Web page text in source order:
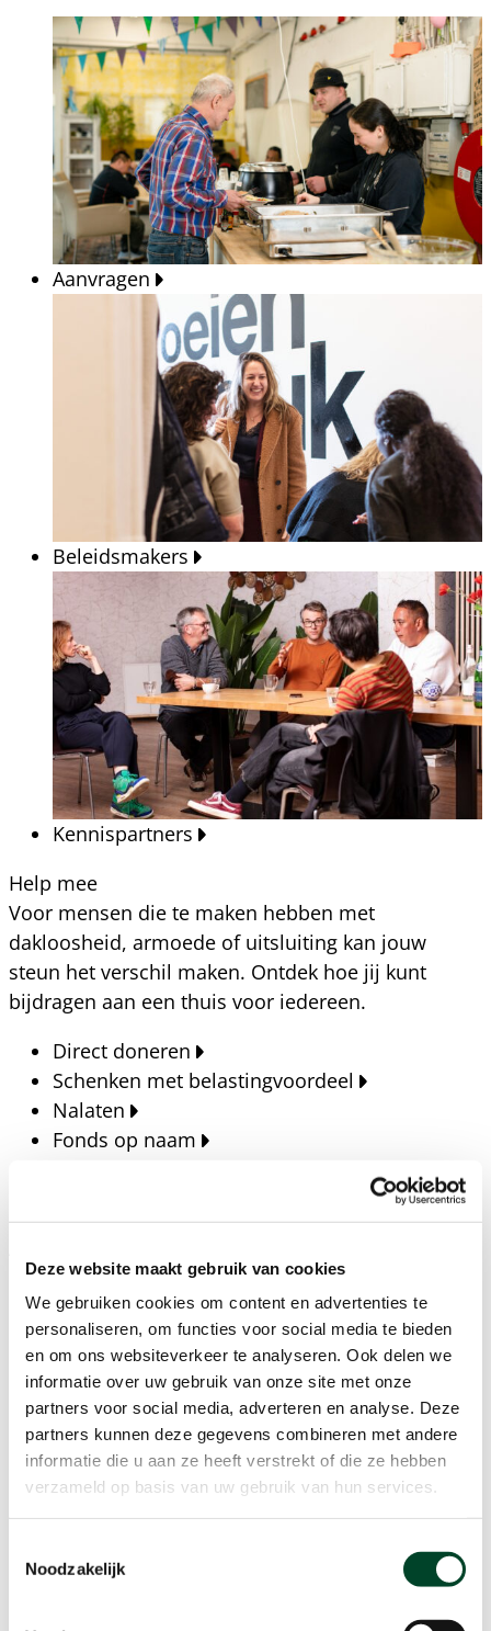
Deze website maakt gebruik van cookies
We gebruiken cookies om content en advertenties te
personaliseren, om functies voor social media te bieden
en om ons websiteverkeer te analyseren. Ook delen we
informatie over uw gebruik van onze site met onze
partners voor social media, adverteren en analyse. Deze
partners kunnen deze gegevens combineren met andere
informatie die u aan ze heeft verstrekt of die ze hebben
verzameld op basis van uw gebruik van hun services.
Noodzakelijk
Aanvragen
Beleidsmakers
Kennispartners
Help mee
Voor mensen die te maken hebben met
dakloosheid, armoede of uitsluiting kan jouw
steun het verschil maken. Ontdek hoe jij kunt
bijdragen aan een thuis voor iedereen.
Direct doneren
Schenken met belastingvoordeel
Nalaten
Fonds op naam
Blijf op de hoogte van het laatste nieuws, verhalen,
publicaties en ontwikkelingen rondom Kansfonds
en onze missie.
Nieuwsberichten
Nieuws
Verhalen
Beeldbanken
Foto's bestaanszekerheid
Agenda